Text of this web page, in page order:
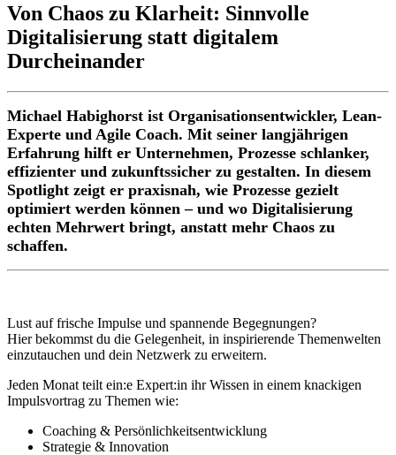
Von Chaos zu Klarheit: Sinnvolle
Digitalisierung statt digitalem
Durcheinander
Michael Habighorst ist Organisationsentwickler, Lean-
Experte und Agile Coach. Mit seiner langjährigen
Erfahrung hilft er Unternehmen, Prozesse schlanker,
effizienter und zukunftssicher zu gestalten. In diesem
Spotlight zeigt er praxisnah, wie Prozesse gezielt
optimiert werden können – und wo Digitalisierung
echten Mehrwert bringt, anstatt mehr Chaos zu
schaffen.
Lust auf frische Impulse und spannende Begegnungen?
Hier bekommst du die Gelegenheit, in inspirierende Themenwelten
einzutauchen und dein Netzwerk zu erweitern.
Jeden Monat teilt ein:e Expert:in ihr Wissen in einem knackigen
Impulsvortrag zu Themen wie:
Coaching & Persönlichkeitsentwicklung
Strategie & Innovation